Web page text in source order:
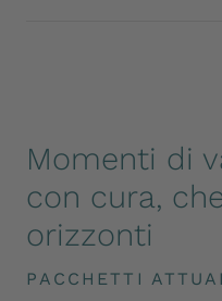
Momenti di
con cura,
orizzonti
PACCHETTI